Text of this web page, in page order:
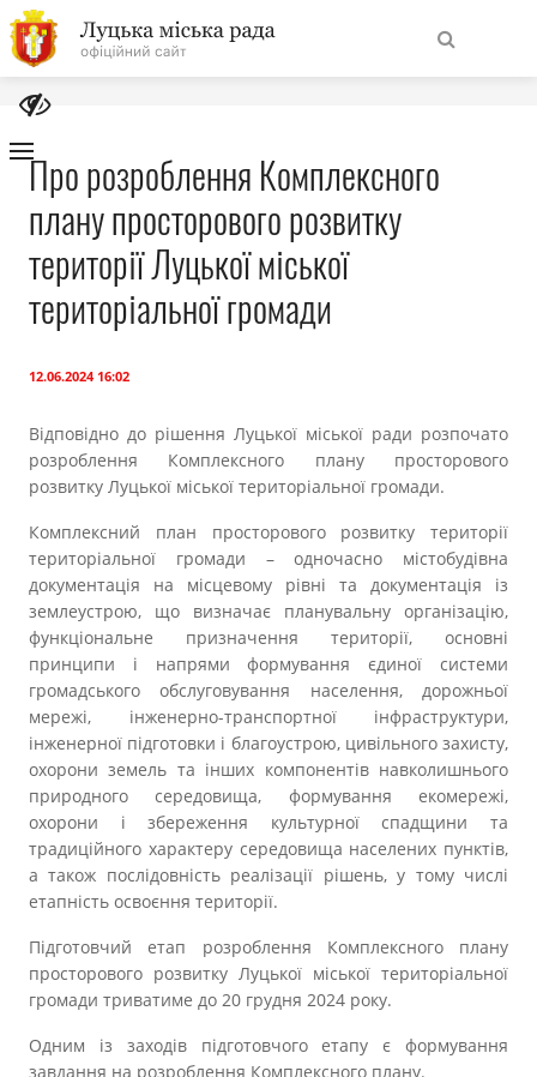
На
головну
Навігація
сайту
Про місто
Міська влада
Бюджет
Публічна інформація
Прозорість влади
Документи
Про розроблення Комплексного
плану просторового розвитку
території Луцької міської
територіальної громади
12.06.2024 16:02
Відповідно до рішення Луцької міської ради розпочато
розроблення Комплексного плану просторового
розвитку Луцької міської територіальної громади.
Комплексний план просторового розвитку території
територіальної громади – одночасно містобудівна
документація на місцевому рівні та документація із
землеустрою, що визначає планувальну організацію,
функціональне призначення території, основні
принципи і напрями формування єдиної системи
громадського обслуговування населення, дорожньої
мережі, інженерно-транспортної інфраструктури,
інженерної підготовки і благоустрою, цивільного захисту,
охорони земель та інших компонентів навколишнього
природного середовища, формування екомережі,
охорони і збереження культурної спадщини та
традиційного характеру середовища населених пунктів,
а також послідовність реалізації рішень, у тому числі
етапність освоєння території.
Підготовчий етап розроблення Комплексного плану
просторового розвитку Луцької міської територіальної
громади триватиме до 20 грудня 2024 року.
Одним із заходів підготовчого етапу є формування
завдання на розроблення Комплексного плану.